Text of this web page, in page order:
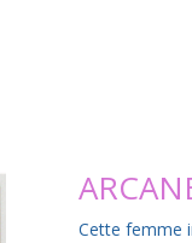
Cette femme